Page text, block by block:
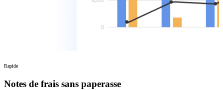
Rapide
Notes de frais sans paperasse